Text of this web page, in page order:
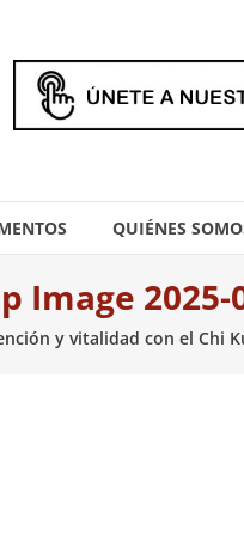
QUIÉNES
Image 2025-
y vitalidad con el Chi